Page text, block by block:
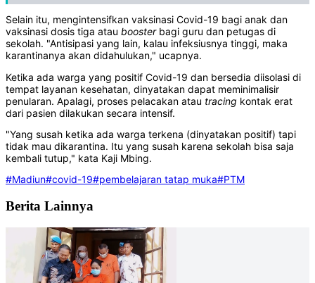
Selain itu, mengintensifkan vaksinasi Covid-19 bagi anak dan
vaksinasi dosis tiga atau boosterbagi guru dan petugas di
sekolah. "Antisipasi yang lain, kalau infeksiusnya tinggi, maka
karantinanya akan didahulukan," ucapnya.
Ketika ada warga yang positif Covid-19 dan bersedia diisolasi di
tempat layanan kesehatan, dinyatakan dapat meminimalisir
penularan. Apalagi, proses pelacakan atau tracing kontak erat
dari pasien dilakukan secara intensif.
"Yang susah ketika ada warga terkena (dinyatakan positif) tapi
tidak mau dikarantina. Itu yang susah karena sekolah bisa saja
kembali tutup," kata Kaji Mbing.
#Madiun#covid-19#pembelajaran tatap muka#PTM
Berita Lainnya